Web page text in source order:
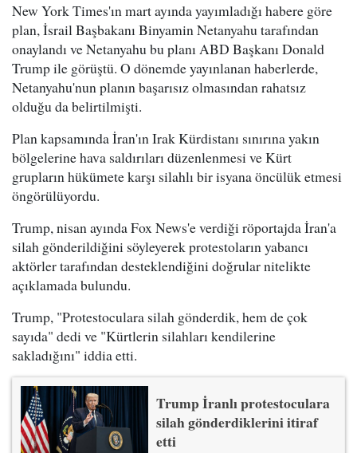
New York Times'ın mart ayında yayımladığı habere göre
plan, İsrail Başbakanı Binyamin Netanyahu tarafından
onaylandı ve Netanyahu bu planı ABD Başkanı Donald
Trump ile görüştü. O dönemde yayınlanan haberlerde,
Netanyahu'nun planın başarısız olmasından rahatsız
olduğu da belirtilmişti.
Plan kapsamında İran'ın Irak Kürdistanı sınırına yakın
bölgelerine hava saldırıları düzenlenmesi ve Kürt
grupların hükümete karşı silahlı bir isyana öncülük etmesi
öngörülüyordu.
Trump, nisan ayında Fox News'e verdiği röportajda İran'a
silah gönderildiğini söyleyerek protestoların yabancı
aktörler tarafından desteklendiğini doğrular nitelikte
açıklamada bulundu.
Trump, "Protestoculara silah gönderdik, hem de çok
sayıda" dedi ve "Kürtlerin silahları kendilerine
sakladığını" iddia etti.
Trump İranlı protestoculara
silah gönderdiklerini itiraf
etti